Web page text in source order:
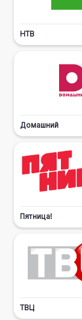
НТВ
Домашний
Пятница!
ТВЦ